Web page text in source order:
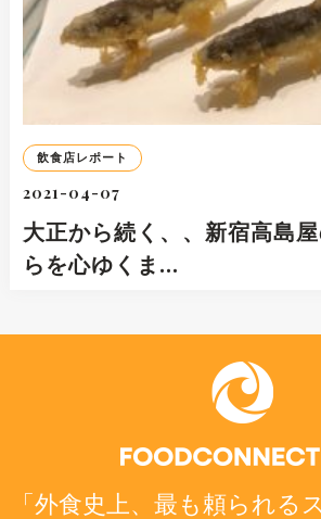
飲食店レポート
2021-04-07
大正から続く、、新宿高島
らを心ゆくま…
「外食史上、最も頼られる